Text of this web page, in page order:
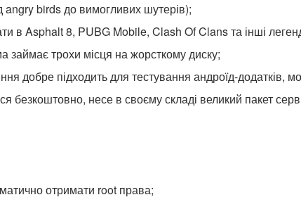
angry birds до вимогливих шутерів);
в Asphalt 8, PUBG Mobile, Clash Of Clans та інші
займає трохи місця на жорсткому диску;
добре підходить для тестування андроїд-додатків,
безкоштовно, несе в своєму складі великий пакет
отримати root права;